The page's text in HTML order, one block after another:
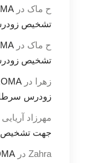
ح ماک در
تشخیص
ح ماک در
تشخیص
زهرا در
زودرس
مهرزاد
جهت تشخیص
Zahra در